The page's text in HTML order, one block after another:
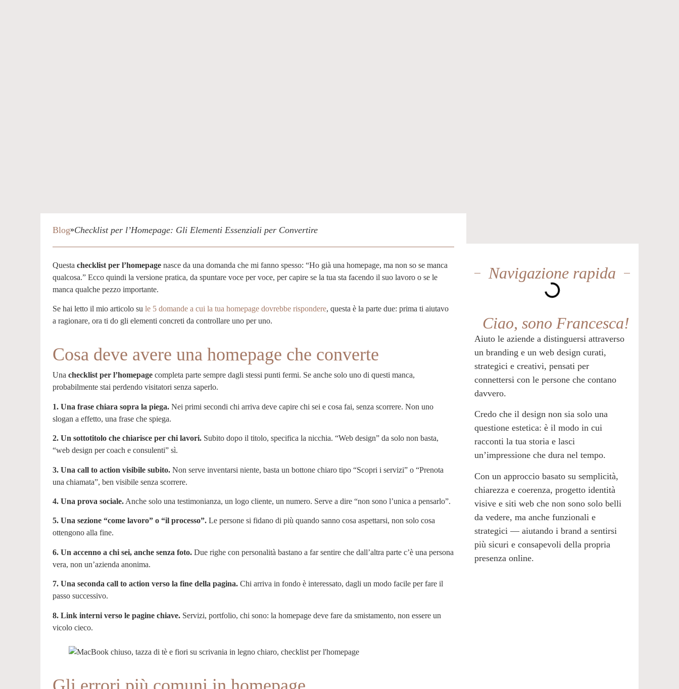
Blog»Checklist per l’Homepage: Gli Elementi Essenziali per Convertire
Questa checklist per l’homepage nasce da una domanda che mi fanno spesso: “Ho già una homepage, ma non so se manca
qualcosa.” Ecco quindi la versione pratica, da spuntare voce per voce, per capire se la tua sta facendo il suo lavoro o se le
manca qualche pezzo importante.
Se hai letto il mio articolo su le 5 domande a cui la tua homepage dovrebbe rispondere, questa è la parte due: prima ti aiutavo
a ragionare, ora ti do gli elementi concreti da controllare uno per uno.
Cosa deve avere una homepage che converte
Una checklist per l’homepage completa parte sempre dagli stessi punti fermi. Se anche solo uno di questi manca,
probabilmente stai perdendo visitatori senza saperlo.
1. Una frase chiara sopra la piega. Nei primi secondi chi arriva deve capire chi sei e cosa fai, senza scorrere. Non uno
slogan a effetto, una frase che spiega.
2. Un sottotitolo che chiarisce per chi lavori. Subito dopo il titolo, specifica la nicchia. “Web design” da solo non basta,
“web design per coach e consulenti” sì.
3. Una call to action visibile subito. Non serve inventarsi niente, basta un bottone chiaro tipo “Scopri i servizi” o “Prenota
una chiamata”, ben visibile senza scorrere.
4. Una prova sociale. Anche solo una testimonianza, un logo cliente, un numero. Serve a dire “non sono l’unica a pensarlo”.
5. Una sezione “come lavoro” o “il processo”. Le persone si fidano di più quando sanno cosa aspettarsi, non solo cosa
ottengono alla fine.
6. Un accenno a chi sei, anche senza foto. Due righe con personalità bastano a far sentire che dall’altra parte c’è una persona
vera, non un’azienda anonima.
7. Una seconda call to action verso la fine della pagina. Chi arriva in fondo è interessato, dagli un modo facile per fare il
passo successivo.
8. Link interni verso le pagine chiave. Servizi, portfolio, chi sono: la homepage deve fare da smistamento, non essere un
vicolo cieco.
Navigazione rapida
Ciao, sono Francesca!
Aiuto le aziende a distinguersi attraverso
un branding e un web design curati,
strategici e creativi, pensati per
connettersi con le persone che contano
davvero.
Credo che il design non sia solo una
questione estetica: è il modo in cui
racconti la tua storia e lasci
un’impressione che dura nel tempo.
Con un approccio basato su semplicità,
chiarezza e coerenza, progetto identità
visive e siti web che non sono solo belli
da vedere, ma anche funzionali e
strategici — aiutando i brand a sentirsi
più sicuri e consapevoli della propria
presenza online.